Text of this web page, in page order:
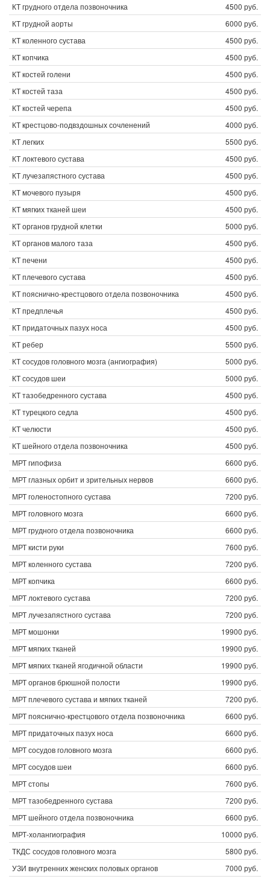
КТ грудного отдела позвоночника
4500 руб.
КТ грудной аорты
6000 руб.
КТ коленного сустава
4500 руб.
КТ копчика
4500 руб.
КТ костей голени
4500 руб.
КТ костей таза
4500 руб.
КТ костей черепа
4500 руб.
КТ крестцово-подвздошных сочленений
4000 руб.
КТ легких
5500 руб.
КТ локтевого сустава
4500 руб.
КТ лучезапястного сустава
4500 руб.
КТ мочевого пузыря
4500 руб.
КТ мягких тканей шеи
4500 руб.
КТ органов грудной клетки
5000 руб.
КТ органов малого таза
4500 руб.
КТ печени
4500 руб.
КТ плечевого сустава
4500 руб.
КТ пояснично-крестцового отдела позвоночника
4500 руб.
КТ предплечья
4500 руб.
КТ придаточных пазух носа
4500 руб.
КТ ребер
5500 руб.
КТ сосудов головного мозга (ангиография)
5000 руб.
КТ сосудов шеи
5000 руб.
КТ тазобедренного сустава
4500 руб.
КТ турецкого седла
4500 руб.
КТ челюсти
4500 руб.
КТ шейного отдела позвоночника
4500 руб.
МРТ гипофиза
6600 руб.
МРТ глазных орбит и зрительных нервов
6600 руб.
МРТ голеностопного сустава
7200 руб.
МРТ головного мозга
6600 руб.
МРТ грудного отдела позвоночника
6600 руб.
МРТ кисти руки
7600 руб.
МРТ коленного сустава
7200 руб.
МРТ копчика
6600 руб.
МРТ локтевого сустава
7200 руб.
МРТ лучезапястного сустава
7200 руб.
МРТ мошонки
19900 руб.
МРТ мягких тканей
19900 руб.
МРТ мягких тканей ягодичной области
19900 руб.
МРТ органов брюшной полости
19900 руб.
МРТ плечевого сустава и мягких тканей
7200 руб.
МРТ пояснично-крестцового отдела позвоночника
6600 руб.
МРТ придаточных пазух носа
6600 руб.
МРТ сосудов головного мозга
6600 руб.
МРТ сосудов шеи
6600 руб.
МРТ стопы
7600 руб.
МРТ тазобедренного сустава
7200 руб.
МРТ шейного отдела позвоночника
6600 руб.
МРТ-холангиография
10000 руб.
ТКДС сосудов головного мозга
5800 руб.
УЗИ внутренних женских половых органов
7000 руб.